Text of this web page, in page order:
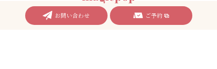
お問い合わせ ご予約